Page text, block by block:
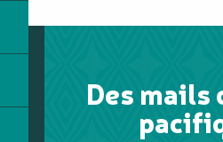
Des mails